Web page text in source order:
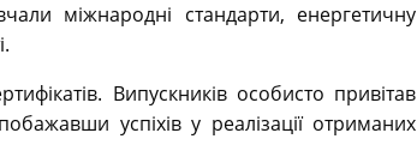
міжнародні стандарти, енергетичну
Випускників особисто привітав
успіхів у реалізації отриманих